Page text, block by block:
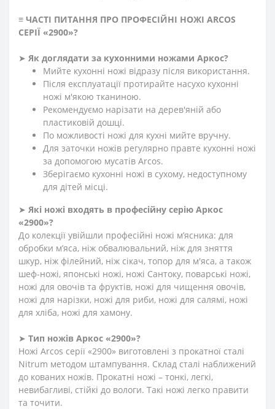
≡ ЧАСТІ ПИТАННЯ ПРО ПРОФЕСІЙНІ НОЖІ ARCOS
СЕРІЇ «2900»?
➤ Як доглядати за кухонними ножами Аркос?
Мийте кухонні ножі відразу після використання.
Після експлуатації протирайте насухо кухонні
ножі м'якою тканиною.
Рекомендуємо нарізати на дерев'яній або
пластиковій дошці.
По можливості ножі для кухні мийте вручну.
Для заточки ножів регулярно правте кухонні ножі
за допомогою мусатів Arcos.
Зберігаємо кухонні ножі в сухому, недоступному
для дітей місці.
➤ Які ножі входять в професійну серію Аркос
«2900»?
До колекції увійшли професійні ножі м’ясника: для
обробки м’яса, ніж обвалювальний, ніж для зняття
шкур, ніж філейний, ніж сікач, топор для м'яса, а також
шеф-ножі, японські ножі, ножі Сантоку, поварські ножі,
ножі для овочів та фруктів, ножі для чищення овочів,
ножі для нарізки, ножі для риби, ножі для салямі, ножі
для хліба, ножі для хамону.
➤ Тип ножів Аркос «2900»?
Ножі Arcos серії «2900» виготовлені з прокатної сталі
Nitrum методом штампування. Склад сталі наближений
до кованих ножів. Прокатні ножі – тонкі, легкі,
невибагливі, стійкі до вологи. Такі ножі легко правити
та точити.